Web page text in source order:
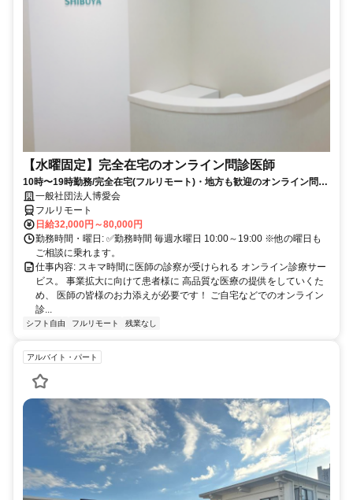
【水曜固定】完全在宅のオンライン問診医師
10時〜19時勤務/完全在宅(フルリモート)・地方も歓迎のオンライン問診
業務一般社団法人博愛会
フルリモート
日給32,000円～80,000円
勤務時間・曜日: ✅勤務時間 毎週水曜日 10:00～19:00 ※他の曜日も
ご相談に乗れます。
仕事内容: スキマ時間に医師の診察が受けられる オンライン診療サー
ビス。 事業拡大に向けて患者様に 高品質な医療の提供をしていくた
め、 医師の皆様のお力添えが必要です！ ご自宅などでのオンライン
診...
シフト自由 フルリモート 残業なし
アルバイト・パート